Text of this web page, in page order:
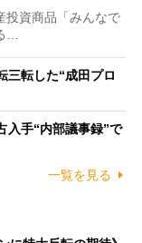
資商品「みんなで
…
三転した“成田プロ
入手“内部議事録”で
一覧を見る